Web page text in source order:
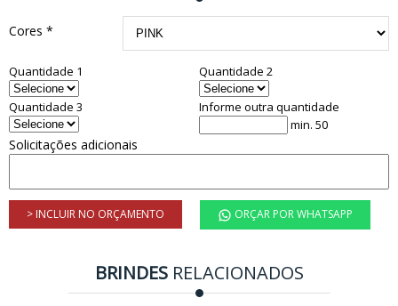
Cores *
Quantidade 1 Quantidade 2
Quantidade 3
Informe outra quantidade
min. 50
Solicitações adicionais
> INCLUIR NO ORÇAMENTO ORÇAR POR WHATSAPP
BRINDESRELACIONADOS